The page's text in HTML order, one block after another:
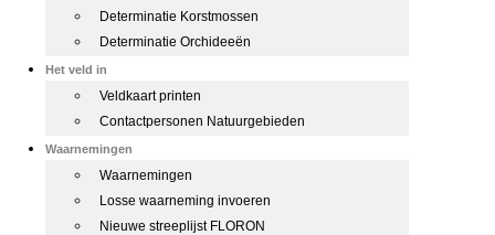
Determinatie Korstmossen
Determinatie Orchideeën
Het veld in
Veldkaart printen
Contactpersonen Natuurgebieden
Waarnemingen
Waarnemingen
Losse waarneming invoeren
Nieuwe streeplijst FLORON